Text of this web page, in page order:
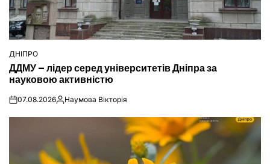
ОПУБЛІКУВАТИ
У
ДНІПРО
ДДМУ – лідер серед університетів Дніпра за
науковою активністю
on07.08.2026Опубліковано
Наумова Вікторія